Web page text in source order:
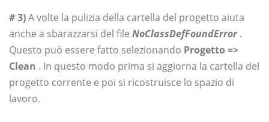
# 3)A volte la pulizia della cartella del progetto aiuta
anche a sbarazzarsi del file NoClassDefFoundError .
Questo può essere fatto selezionando Progetto =>
Clean . In questo modo prima si aggiorna la cartella del
progetto corrente e poi si ricostruisce lo spazio di
lavoro.